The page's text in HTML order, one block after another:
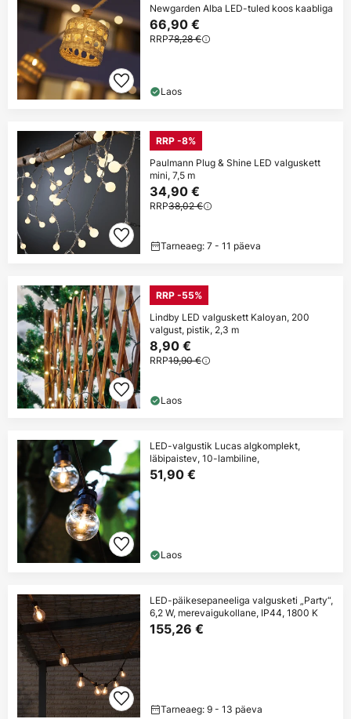
Newgarden Alba LED-tuled koos kaabliga
66,90 €
RRP78,28 €
Laos
RRP -8%
Paulmann Plug & Shine LED valguskett
mini, 7,5 m
34,90 €
RRP38,02 €
Tarneaeg: 7 - 11 päeva
RRP -55%
Lindby LED valguskett Kaloyan, 200
valgust, pistik, 2,3 m
8,90 €
RRP19,90 €
Laos
LED-valgustik Lucas algkomplekt,
läbipaistev, 10-lambiline,
51,90 €
Laos
LED-päikesepaneeliga valgusketi „Party“,
6,2 W, merevaigukollane, IP44, 1800 K
155,26 €
Tarneaeg: 9 - 13 päeva